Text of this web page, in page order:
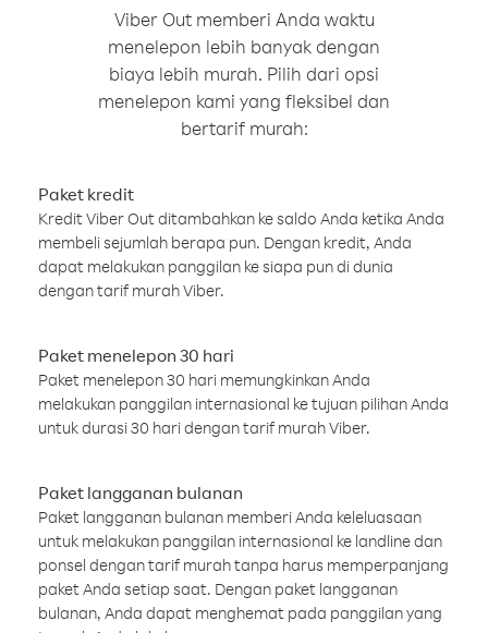
Viber Out memberi Anda waktu
menelepon lebih banyak dengan
biaya lebih murah. Pilih dari opsi
menelepon kami yang fleksibel dan
bertarif murah:
Paket kredit
Kredit Viber Out ditambahkan ke saldo Anda ketika Anda
membeli sejumlah berapa pun. Dengan kredit, Anda
dapat melakukan panggilan ke siapa pun di dunia
dengan tarif murah Viber.
Paket menelepon 30 hari
Paket menelepon 30 hari memungkinkan Anda
melakukan panggilan internasional ke tujuan pilihan Anda
untuk durasi 30 hari dengan tarif murah Viber.
Paket langganan bulanan
Paket langganan bulanan memberi Anda keleluasaan
untuk melakukan panggilan internasional ke landline dan
ponsel dengan tarif murah tanpa harus memperpanjang
paket Anda setiap saat. Dengan paket langganan
bulanan, Anda dapat menghemat pada panggilan yang